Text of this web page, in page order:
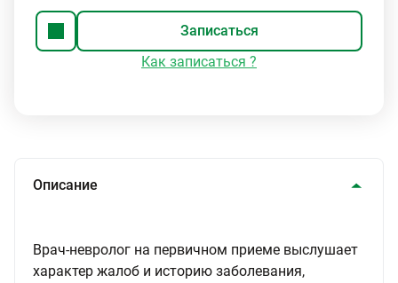
Записаться
Как записаться ?
Описание
Врач-невролог на первичном приеме выслушает
характер жалоб и историю заболевания,